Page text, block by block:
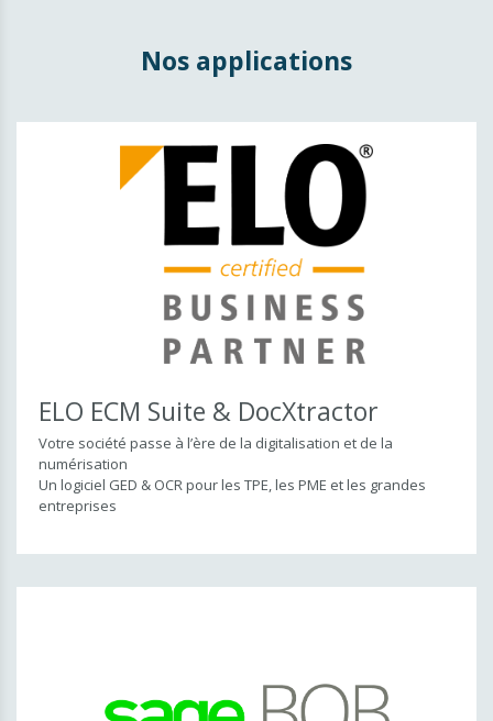
MyEntreprise ERP
Gestion du temps de travail
Sage BOB Gestion Commerciale
Microsoft Dynamics 365 Business Central
Gestion documentaire
ELO ECM Suite & DocXtractor
BOB-Demat & Sage Cloud Demat
Demat'Box
Collaboration
Nos applications
ELO ECM Suite & DocXtractor
Votre société passe à l’ère de la digitalisation et de la
numérisation
Un logiciel GED & OCR pour les TPE, les PME et les grandes
entreprises